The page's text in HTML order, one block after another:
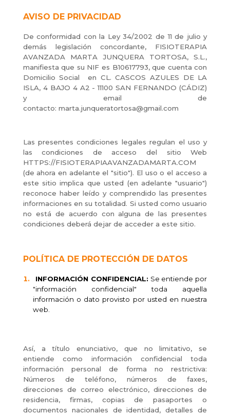
AVISO DE PRIVACIDAD
De conformidad con la Ley 34/2002 de 11 de julio y
demás legislación concordante, FISIOTERAPIA
AVANZADA MARTA JUNQUERA TORTOSA, S.L.,
manifiesta que su NIF es B10617793, que cuenta con
Domicilio Social
en CL. CASCOS AZULES DE LA
ISLA, 4 BAJO 4 A2 - 11100 SAN FERNANDO (CÁDIZ)
y email de
contacto: marta.junqueratortosa@gmail.com
Las presentes condiciones legales regulan el uso y
las condiciones de acceso del sitio Web
HTTPS://FISIOTERAPIAAVANZADAMARTA.COM
(de ahora en adelante el "sitio"). El uso o el acceso a
este sitio implica que usted (en adelante "usuario")
reconoce haber leído y comprendido las presentes
informaciones en su totalidad. Si usted como usuario
no está de acuerdo con alguna de las presentes
condiciones deberá dejar de acceder a este sitio.
POLÍTICA DE PROTECCIÓN DE DATOS
INFORMACIÓN CONFIDENCIAL: Se entiende por
"información confidencial" toda aquella
información o dato provisto por usted en nuestra
web.
Así, a título enunciativo, que no limitativo, se
entiende como información confidencial toda
información personal de forma no restrictiva:
Números de teléfono, números de faxes,
direcciones de correo electrónico, direcciones de
residencia, firmas, copias de pasaportes o
documentos nacionales de identidad, detalles de